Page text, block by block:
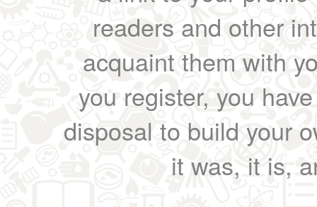
readers and other
acquaint them with
you register, you
disposal to build your
it was, it is,